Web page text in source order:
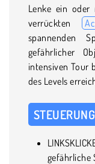
Lenke ein oder
verrückten
spannenden
gefährlicher
intensiven Tour
des Levels
STEUERUNG
gefährliche